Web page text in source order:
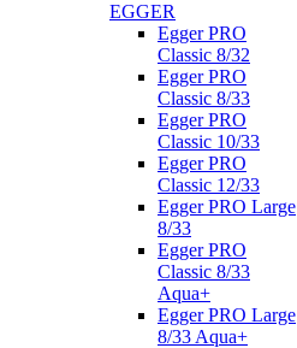
EGGER
Egger PRO
Classic 8/32
Egger PRO
Classic 8/33
Egger PRO
Classic 10/33
Egger PRO
Classic 12/33
Egger PRO Large
8/33
Egger PRO
Classic 8/33
Aqua+
Egger PRO Large
8/33 Aqua+